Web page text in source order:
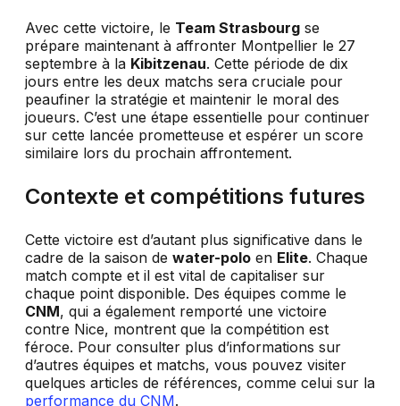
Avec cette victoire, le Team Strasbourg se
prépare maintenant à affronter Montpellier le 27
septembre à la Kibitzenau. Cette période de dix
jours entre les deux matchs sera cruciale pour
peaufiner la stratégie et maintenir le moral des
joueurs. C’est une étape essentielle pour continuer
sur cette lancée prometteuse et espérer un score
similaire lors du prochain affrontement.
Contexte et compétitions futures
Cette victoire est d’autant plus significative dans le
cadre de la saison de water-polo en Elite. Chaque
match compte et il est vital de capitaliser sur
chaque point disponible. Des équipes comme le
CNM, qui a également remporté une victoire
contre Nice, montrent que la compétition est
féroce. Pour consulter plus d’informations sur
d’autres équipes et matchs, vous pouvez visiter
quelques articles de références, comme celui sur la
performance du CNM.